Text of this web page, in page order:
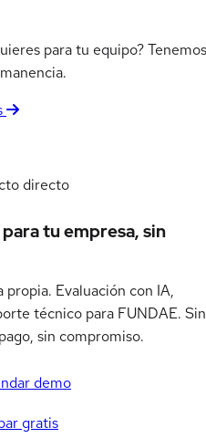
para tu equipo? Tenemos
directo
tu empresa, sin
Evaluación con IA,
técnico para FUNDAE. Sin
sin compromiso.
demo
gratis